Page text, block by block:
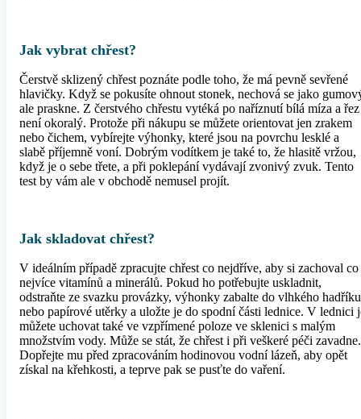
Jak vybrat chřest?
Čerstvě sklizený chřest poznáte podle toho, že má pevně sevřené
hlavičky. Když se pokusíte ohnout stonek, nechová se jako
ale praskne. Z čerstvého chřestu vytéká po naříznutí bílá míza a řez
není okoralý. Protože při nákupu se můžete orientovat jen zrakem
nebo čichem, vybírejte výhonky, které jsou na povrchu lesklé a
slabě příjemně voní. Dobrým vodítkem je také to, že hlasitě vržou,
když je o sebe třete, a při poklepání vydávají zvonivý zvuk. Tento
test by vám ale v obchodě nemusel projít.
Jak skladovat chřest?
V ideálním případě zpracujte chřest co nejdříve, aby si zachoval co
nejvíce vitamínů a minerálů. Pokud ho potřebujte uskladnit,
odstraňte ze svazku provázky, výhonky zabalte do vlhkého hadříku
nebo papírové utěrky a uložte je do spodní části lednice. V lednici
můžete uchovat také ve vzpřímené poloze ve sklenici s malým
množstvím vody. Může se stát, že chřest i při veškeré péči zavadne.
Dopřejte mu před zpracováním hodinovou vodní lázeň, aby opět
získal na křehkosti, a teprve pak se pusťte do vaření.